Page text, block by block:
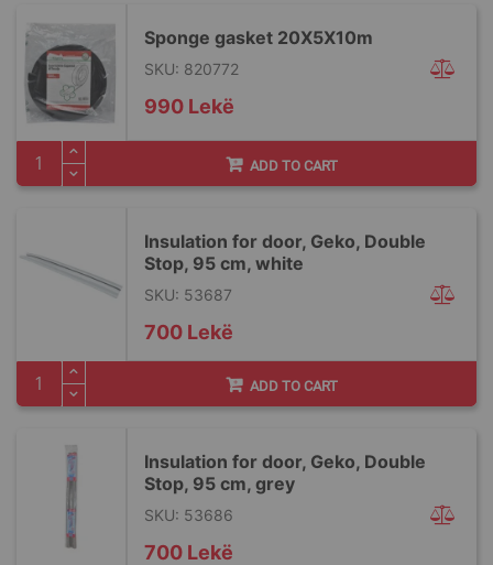
Sponge gasket 20X5X10m
SKU: 820772
990 Lekë
ADD TO CART
Insulation for door, Geko, Double
Stop, 95 cm, white
SKU: 53687
700 Lekë
ADD TO CART
Insulation for door, Geko, Double
Stop, 95 cm, grey
SKU: 53686
700 Lekë